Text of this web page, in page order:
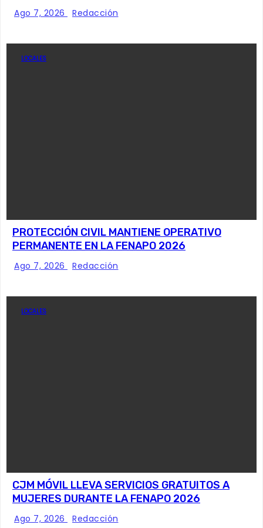
Ago 7, 2026 Redacción
LOCALES
PROTECCIÓN CIVIL MANTIENE OPERATIVO
PERMANENTE EN LA FENAPO 2026
Ago 7, 2026 Redacción
LOCALES
CJM MÓVIL LLEVA SERVICIOS GRATUITOS A
MUJERES DURANTE LA FENAPO 2026
Ago 7, 2026 Redacción